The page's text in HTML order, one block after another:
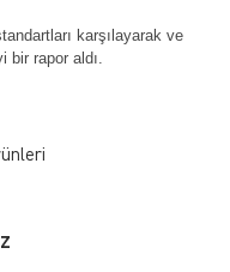
karşılayarak ve
rapor aldı.